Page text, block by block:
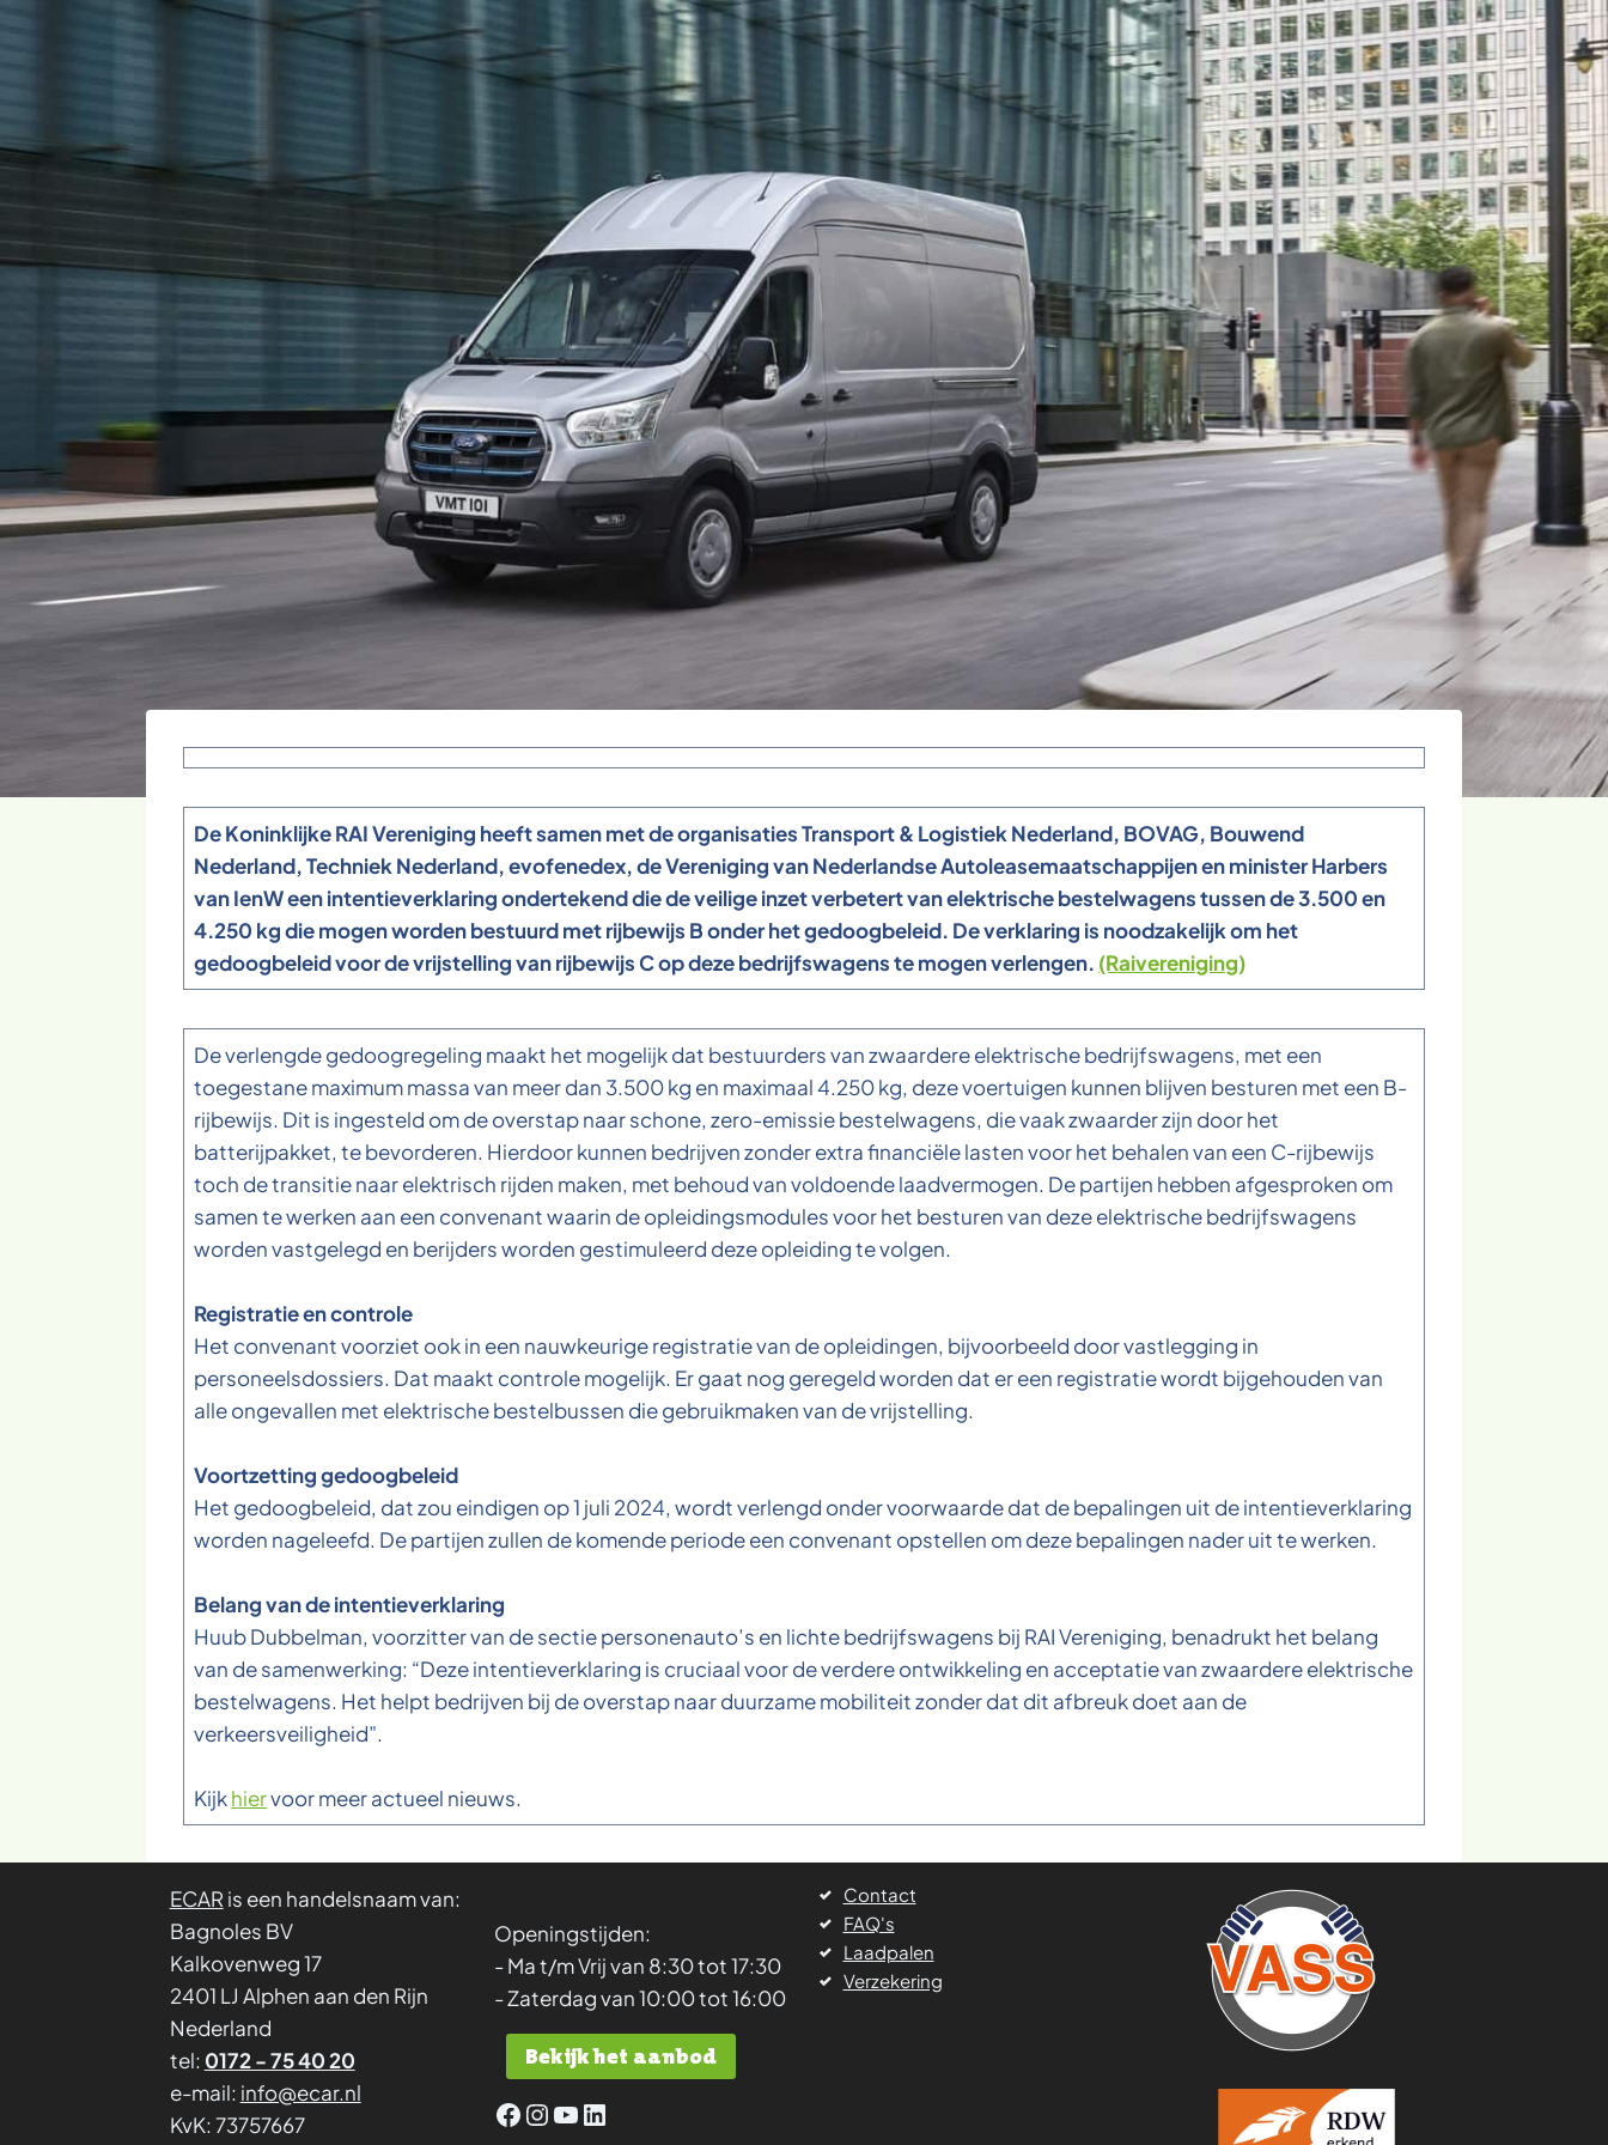
De Koninklijke RAI Vereniging heeft samen met de organisaties Transport & Logistiek Nederland, BOVAG, Bouwend
Nederland, Techniek Nederland, evofenedex, de Vereniging van Nederlandse Autoleasemaatschappijen en minister Harbers
van IenW een intentieverklaring ondertekend die de veilige inzet verbetert van elektrische bestelwagens tussen de 3.500 en
4.250 kg die mogen worden bestuurd met rijbewijs B onder het gedoogbeleid. De verklaring is noodzakelijk om het
gedoogbeleid voor de vrijstelling van rijbewijs C op deze bedrijfswagens te mogen verlengen. (Raivereniging)
De verlengde gedoogregeling maakt het mogelijk dat bestuurders van zwaardere elektrische bedrijfswagens, met een
toegestane maximum massa van meer dan 3.500 kg en maximaal 4.250 kg, deze voertuigen kunnen blijven besturen met een B-
rijbewijs. Dit is ingesteld om de overstap naar schone, zero-emissie bestelwagens, die vaak zwaarder zijn door het
batterijpakket, te bevorderen. Hierdoor kunnen bedrijven zonder extra financiële lasten voor het behalen van een C-rijbewijs
toch de transitie naar elektrisch rijden maken, met behoud van voldoende laadvermogen. De partijen hebben afgesproken om
samen te werken aan een convenant waarin de opleidingsmodules voor het besturen van deze elektrische bedrijfswagens
worden vastgelegd en berijders worden gestimuleerd deze opleiding te volgen.
Registratie en controle
Het convenant voorziet ook in een nauwkeurige registratie van de opleidingen, bijvoorbeeld door vastlegging in
personeelsdossiers. Dat maakt controle mogelijk. Er gaat nog geregeld worden dat er een registratie wordt bijgehouden van
alle ongevallen met elektrische bestelbussen die gebruikmaken van de vrijstelling.
Voortzetting gedoogbeleid
Het gedoogbeleid, dat zou eindigen op 1 juli 2024, wordt verlengd onder voorwaarde dat de bepalingen uit de intentieverklaring
worden nageleefd. De partijen zullen de komende periode een convenant opstellen om deze bepalingen nader uit te werken.
Belang van de intentieverklaring
Huub Dubbelman, voorzitter van de sectie personenauto’s en lichte bedrijfswagens bij RAI Vereniging, benadrukt het belang
van de samenwerking: “Deze intentieverklaring is cruciaal voor de verdere ontwikkeling en acceptatie van zwaardere elektrische
bestelwagens. Het helpt bedrijven bij de overstap naar duurzame mobiliteit zonder dat dit afbreuk doet aan de
verkeersveiligheid”.
Kijkhiervoor meer actueel nieuws.
ECAR is een handelsnaam van:
Bagnoles BV
Kalkovenweg 17
2401 LJ Alphen aan den Rijn
Nederland
tel: 0172 - 75 40 20
e-mail: info@ecar.nl
KvK: 73757667
Openingstijden:
- Ma t/m Vrij van 8:30 tot 17:30
- Zaterdag van 10:00 tot 16:00
Bekijk het aanbod
Facebook
Instagram
YouTube
LinkedIn
Contact
FAQ's
Laadpalen
Verzekering